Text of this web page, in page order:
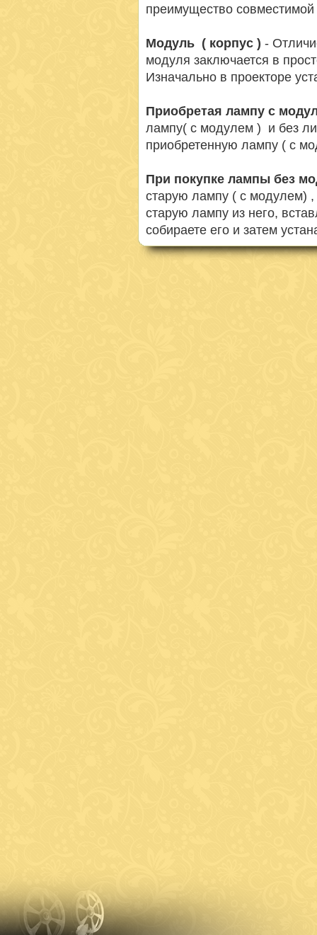
преимущество
Модуль ( корпус ) -
модуля заключается в
Изначально в проекторе
Приобретая лампу с
лампу( с модулем ) и без
приобретенную лампу ( с
При покупке лампы без
старую лампу ( с модулем) ,
старую лампу из него,
собираете его и затем